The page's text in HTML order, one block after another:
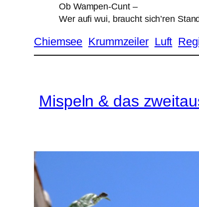
Ob Wampen-Cunt –
Wer aufi wui, braucht sich’ren
Chiemsee Krummzeiler Luft
Mispeln & das